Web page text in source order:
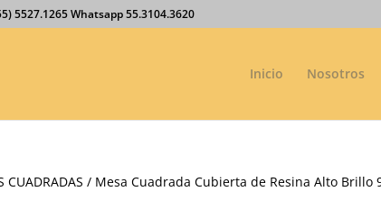
5527.1265 Whatsapp 55.3104.3620
Inicio Nosotros
CUADRADAS / Mesa Cuadrada Cubierta de Resina Alto Brillo